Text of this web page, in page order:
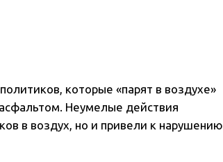
которые «парят в воздухе»
Неумелые действия
в воздух, но и привели к нарушению